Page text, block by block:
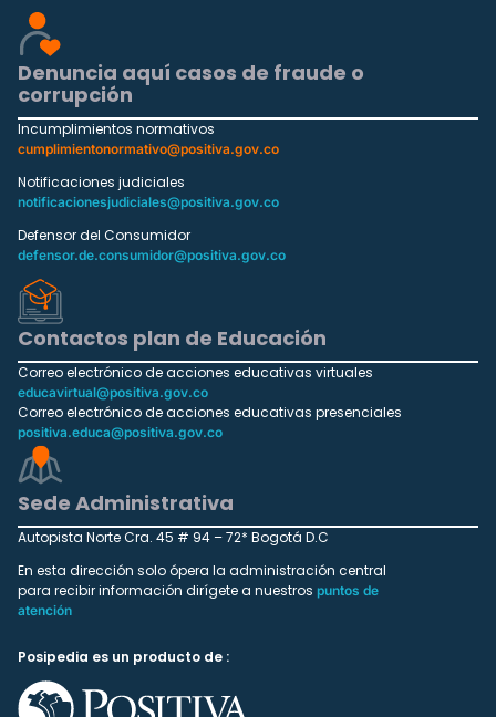
Denuncia aquí casos de fraude o
corrupción
Incumplimientos normativos
cumplimientonormativo@positiva.gov.co
Notificaciones judiciales
notificacionesjudiciales@positiva.gov.co
Defensor del Consumidor
defensor.de.consumidor@positiva.gov.co
Contactos plan de Educación
Correo electrónico de acciones educativas virtuales
educavirtual@positiva.gov.co
Correo electrónico de acciones educativas presenciales
positiva.educa@positiva.gov.co
Sede Administrativa
Autopista Norte Cra. 45 # 94 – 72* Bogotá D.C
En esta dirección solo ópera la administración central
para recibir información dirígete a nuestros puntos de
atención
Posipedia es un producto de :